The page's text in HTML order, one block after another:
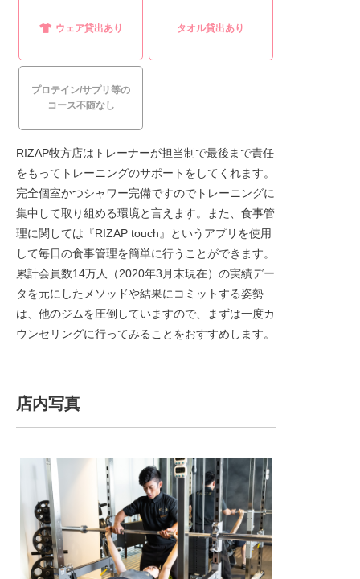
ウェア貸出あり タオル貸出あり
プロテイン/サプリ等の
コース不随なし
RIZAP牧方店はトレーナーが担当制で最後まで責任
をもってトレーニングのサポートをしてくれます。
完全個室かつシャワー完備ですのでトレーニングに
集中して取り組める環境と言えます。また、食事管
理に関しては『RIZAP touch』というアプリを使用
して毎日の食事管理を簡単に行うことができます。
累計会員数14万人（2020年3月末現在）の実績デー
タを元にしたメソッドや結果にコミットする姿勢
は、他のジムを圧倒していますので、まずは一度カ
ウンセリングに行ってみることをおすすめします。
店内写真